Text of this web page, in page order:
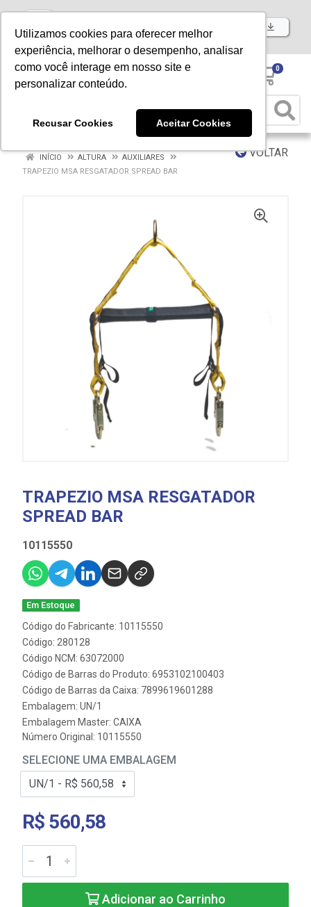
Utilizamos cookies para oferecer melhor
experiência, melhorar o desempenho, analisar
como você interage em nosso site e
personalizar conteúdo.
Recusar Cookies Aceitar Cookies
Baixe já nosso APP
0
VOLTAR
INÍCIO ALTURA
AUXILIARES
TRAPEZIO MSA RESGATADOR SPREAD BAR
TRAPEZIO MSA RESGATADOR
SPREAD BAR
10115550
Em Estoque
Código do Fabricante: 10115550
Código: 280128
Código NCM: 63072000
Código de Barras do Produto: 6953102100403
Código de Barras da Caixa: 7899619601288
Embalagem: UN/1
Embalagem Master: CAIXA
Número Original: 10115550
SELECIONE UMA EMBALAGEM
R$ 560,58
Adicionar ao Carrinho